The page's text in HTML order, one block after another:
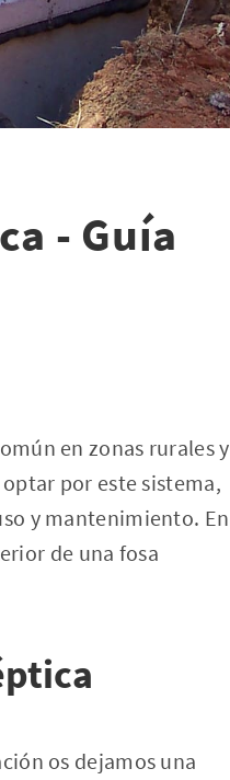
- Guía
en zonas rurales y
por este sistema,
y mantenimiento. En
de una fosa
os dejamos una